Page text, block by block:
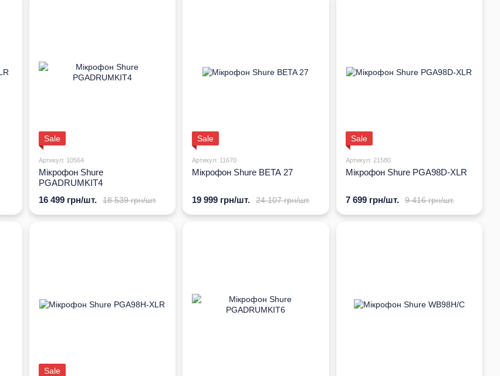
Sale
Артикул: 10564
Мікрофон Shure
PGADRUMKIT4
18 539 грн/шт.
16 499 грн/шт.
Sale
Артикул: 11670
Мікрофон Shure BETA 27
24 107 грн/шт.
19 999 грн/шт.
Sale
Артикул: 21580
Мікрофон Shure PGA98D-XLR
9 416 грн/шт.
7 699 грн/шт.
Sale